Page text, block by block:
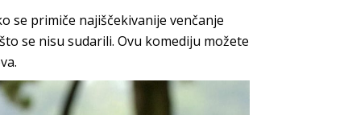
se primiče najiščekivanije venčanje
se nisu sudarili. Ovu komediju možete